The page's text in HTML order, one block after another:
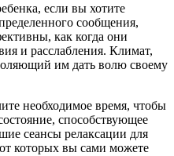
если вы хотите
сообщения,
как когда они
и расслабления. Климат,
им дать волю своему
необходимое время, чтобы
способствующее
сеансы релаксации для
которых вы сами можете